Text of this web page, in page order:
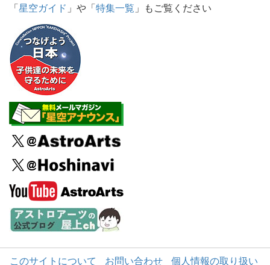
「星空ガイド 」や「特集一覧 」もご覧ください
このサイトについて お問い合わせ 個人情報の取り扱い